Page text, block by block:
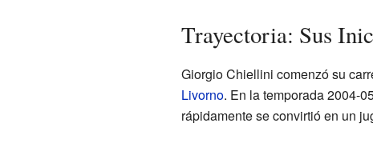
Trayectoria: Sus
Giorgio Chiellini comenzó su
Livorno. En la temporada 2004-
rápidamente se convirtió en un